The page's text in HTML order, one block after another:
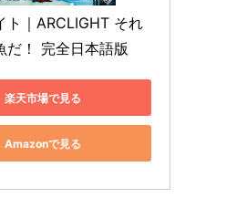
ト｜ARCLIGHT それ
だ！ 完全日本語版
楽天市場で見る
Amazonで見る